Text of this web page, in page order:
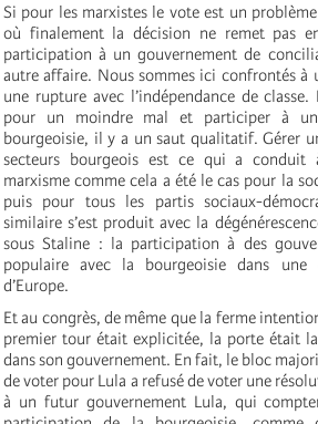
Si pour les marxistes le vote est un
où finalement la décision ne remet pas
participation à un gouvernement de
autre affaire. Nous sommes ici confrontés à
une rupture avec l’indépendance de
pour un moindre mal et participer à un
bourgeoisie, il y a un saut qualitatif. Gérer
secteurs bourgeois est ce qui a conduit
marxisme comme cela a été le cas pour la
puis pour tous les partis sociaux-
similaire s’est produit avec la
sous Staline : la participation à des
populaire avec la bourgeoisie dans une
d’Europe.
Et au congrès, de même que la ferme
premier tour était explicitée, la porte était
dans son gouvernement. En fait, le bloc
de voter pour Lula a refusé de voter une
à un futur gouvernement Lula, qui